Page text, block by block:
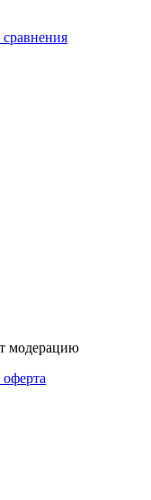
сравнения
модерацию